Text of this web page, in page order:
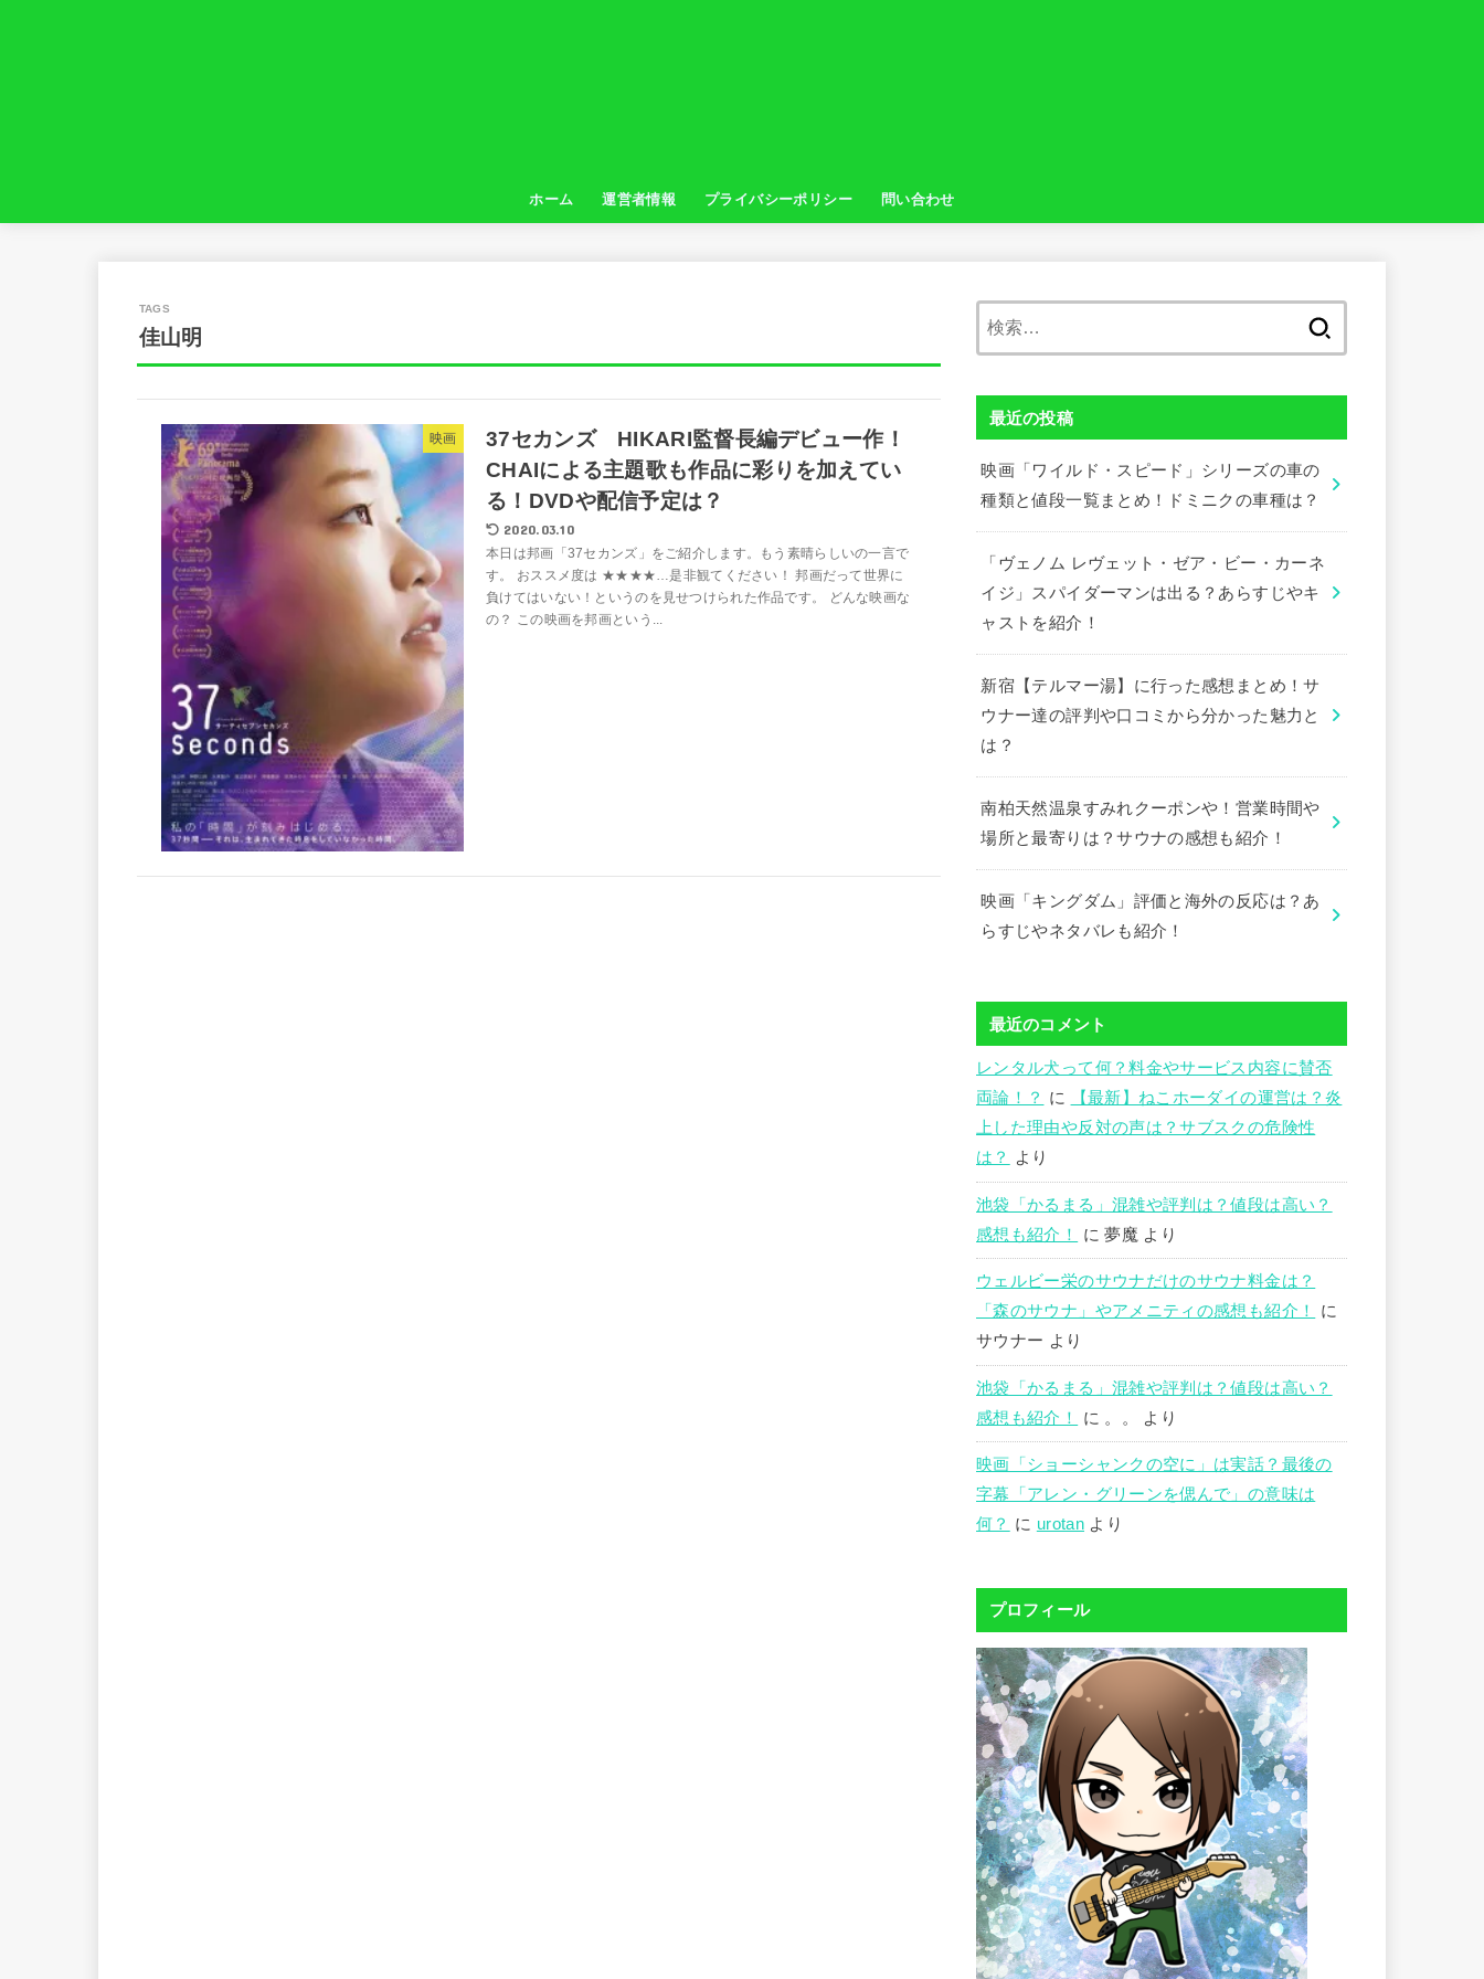
ホーム 運営者情報 プライバシーポリシー 問い合わせ
佳山明
映画
37セカンズ HIKARI監督長編デビュー作！
CHAIによる主題歌も作品に彩りを加えてい
る！DVDや配信予定は？
2020.03.10
本日は邦画「37セカンズ」をご紹介します。もう素晴らしいの一言で
す。 おススメ度は ★★★★…是非観てください！ 邦画だって世界に
負けてはいない！というのを見せつけられた作品です。 どんな映画な
の？ この映画を邦画という...
最近の投稿
映画「ワイルド・スピード」シリーズの車の
種類と値段一覧まとめ！ドミニクの車種は？
「ヴェノム レヴェット・ゼア・ビー・カーネ
イジ」スパイダーマンは出る？あらすじやキ
ャストを紹介！
新宿【テルマー湯】に行った感想まとめ！サ
ウナー達の評判や口コミから分かった魅力と
は？
南柏天然温泉すみれクーポンや！営業時間や
場所と最寄りは？サウナの感想も紹介！
映画「キングダム」評価と海外の反応は？あ
らすじやネタバレも紹介！
最近のコメント
レンタル犬って何？料金やサービス内容に賛否
両論！？
に
【最新】ねこホーダイの運営は？炎
上した理由や反対の声は？サブスクの危険性
は？
より
池袋「かるまる」混雑や評判は？値段は高い？
感想も紹介！
に夢魔 より
ウェルビー栄のサウナだけのサウナ料金は？
「森のサウナ」やアメニティの感想も紹介！
に
サウナー より
池袋「かるまる」混雑や評判は？値段は高い？
感想も紹介！
に 。。 より
映画「ショーシャンクの空に」は実話？最後の
字幕「アレン・グリーンを偲んで」の意味は
何？
に urotan より
プロフィール